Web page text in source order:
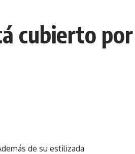
cubierto
de su estilizada